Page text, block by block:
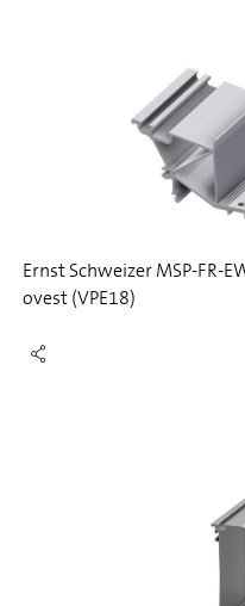
Ernst Schweizer MSP-FR-
ovest (VPE18)